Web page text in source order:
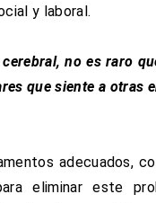
y laboral.
no es raro
que siente a otras
adecuados,
eliminar este